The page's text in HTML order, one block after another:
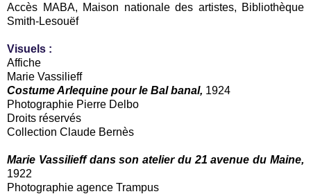
Accès MABA, Maison nationale des artistes, Bibliothèque
Smith-Lesouëf
Visuels :
Affiche
Marie Vassilieff
Costume Arlequine pour le Bal banal, 1924
Photographie Pierre Delbo
Droits réservés
Collection Claude Bernès
Marie Vassilieff dans son atelier du 21 avenue du Maine,
1922
Photographie agence Trampus